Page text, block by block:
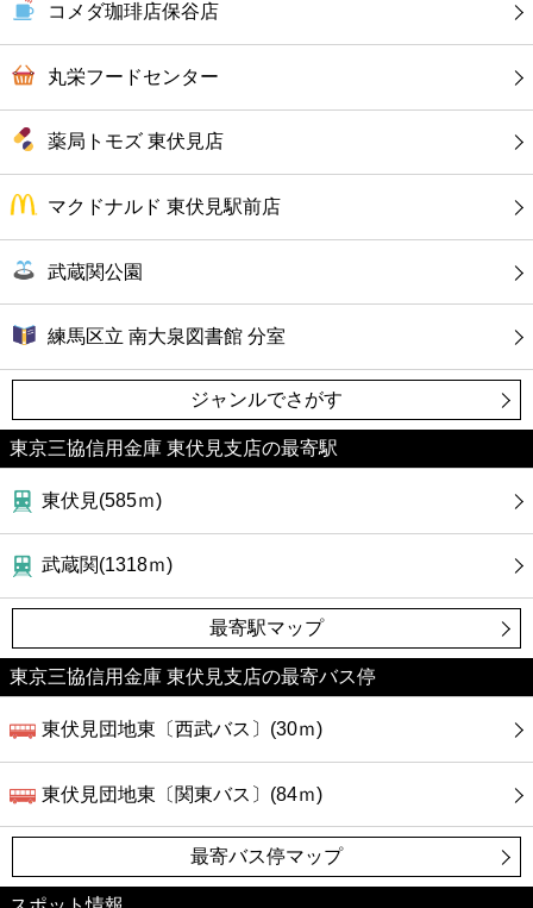
ホテル
コメダ珈琲店保谷店
丸栄フードセンター
薬局トモズ 東伏見店
マクドナルド 東伏見駅前店
武蔵関公園
練馬区立 南大泉図書館 分室
ジャンルでさがす
東京三協信用金庫 東伏見支店の最寄駅
東伏見(585ｍ)
武蔵関(1318ｍ)
最寄駅マップ
東京三協信用金庫 東伏見支店の最寄バス停
東伏見団地東〔西武バス〕(30ｍ)
東伏見団地東〔関東バス〕(84ｍ)
最寄バス停マップ